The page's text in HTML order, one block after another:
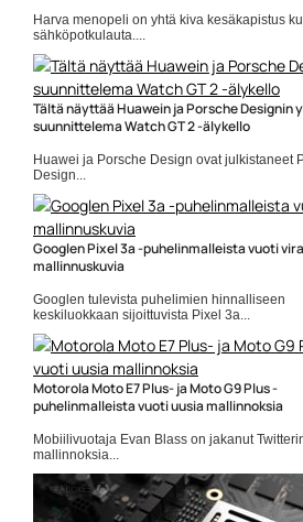
Harva menopeli on yhtä kiva kesäkapistus
sähköpotkulauta....
Mobiili
Tältä näyttää Huawein ja Porsche Designin
suunnittelema Watch GT 2 -älykello
Huawei ja Porsche Design ovat julkistaneet
Design...
Huawei
Googlen Pixel 3a -puhelinmalleista vuoti
mallinnuskuvia
Googlen tulevista puhelimien hinnalliseen
keskiluokkaan sijoittuvista Pixel 3a...
Google
Motorola Moto E7 Plus- ja Moto G9 Plus -
puhelinmalleista vuoti uusia mallinnoksia
Mobiilivuotaja Evan Blass on jakanut
mallinnoksia...
Mobiili